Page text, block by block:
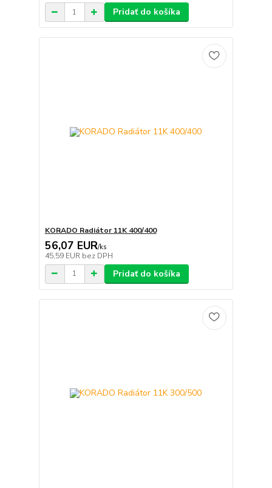
Pridať do košíka
KORADO Radiátor 11K 400/400
56,07 EUR/ks
45,59 EUR bez DPH
Pridať do košíka